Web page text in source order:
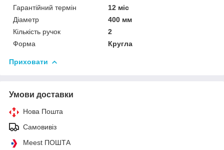
Гарантійний термін
12 міс
Діаметр
400 мм
Кількість ручок
2
Форма
Кругла
Приховати
Умови доставки
Нова Пошта
Самовивіз
Meest ПОШТА